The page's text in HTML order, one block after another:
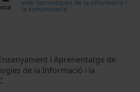
i Aprenentatge de
de la Informació i la